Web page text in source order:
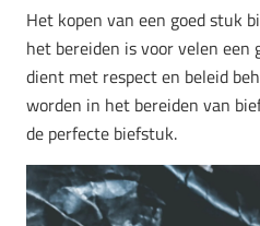
Het kopen van een goed stuk
het bereiden is voor velen een
dient met respect en beleid
worden in het bereiden van
de perfecte biefstuk.